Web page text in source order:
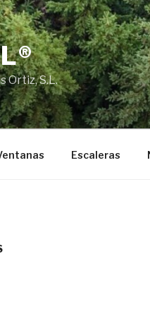
Ortiz, S.L.
Escaleras